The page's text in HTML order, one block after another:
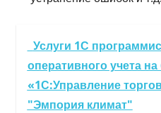
Услуги 1С
оперативного учета
«1С:Управление
"Эмпория климат"